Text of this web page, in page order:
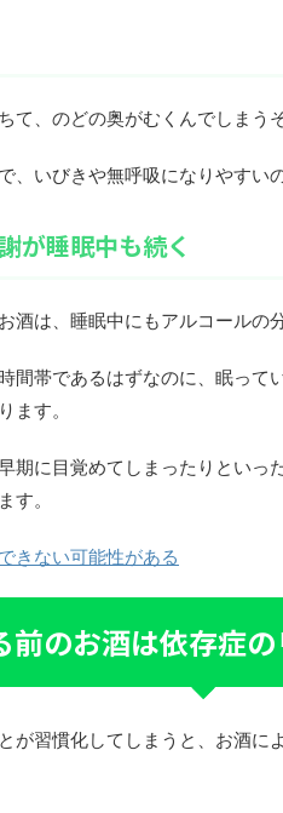
て、のどの奥がむくんでしまうそ
、いびきや無呼吸になりやすい
が睡眠中も続く
酒は、睡眠中にもアルコールの
間帯であるはずなのに、眠って
ます。
期に目覚めてしまったりといっ
す。
きない可能性がある
前のお酒は依存症
が習慣化してしまうと、お酒に